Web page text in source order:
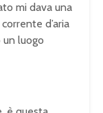
mi dava una
d’aria
luogo